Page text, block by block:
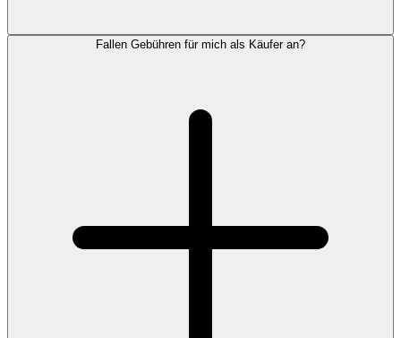
Fallen Gebühren für mich als Käufer an?